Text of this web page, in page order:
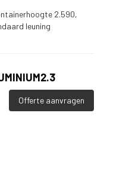
2.590,
leuning
Offerte aanvragen